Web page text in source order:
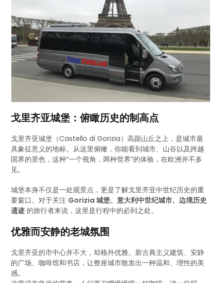
戈里齐亚城堡：俯瞰历史的制高点
戈里齐亚城堡（Castello di Gorizia）高踞山丘之上，是城市最
具象征意义的地标。从这里俯瞰，你能看到城市、山谷以及跨越
国界的景色，这种“一个视角，两种世界”的体验，在欧洲并不多
见。
城堡本身不仅是一处观景点，更是了解戈里齐亚中世纪历史的重
要窗口。对于关注 Gorizia 城堡、意大利中世纪城市、边境历史
遗迹 的旅行者来说，这里是行程中的必到之处。
优雅而安静的老城氛围
戈里齐亚的市中心并不大，却格外优雅。新古典主义建筑、安静
的广场、咖啡馆和书店，让整座城市散发出一种温和、理性的美
感。